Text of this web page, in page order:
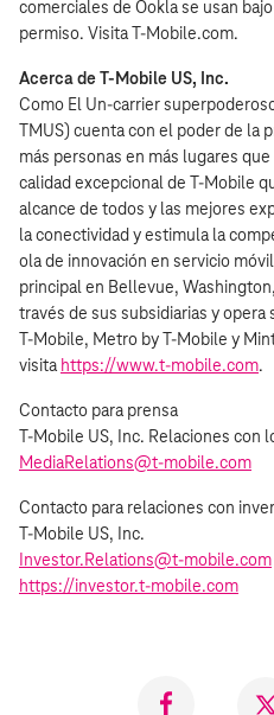
comerciales de Ookla se usan
permiso. Visita T‑Mobile.com.
Acerca de T‑Mobile US, Inc.
Como El Un-carrier
TMUS) cuenta con el poder de la
más personas en más lugares
calidad excepcional de T‑Mobile
alcance de todos y las mejores
la conectividad y estimula la
ola de innovación en servicio
principal en Bellevue,
través de sus subsidiarias y opera
T‑Mobile, Metro by T‑Mobile y
visita https://www.t‑mobile.com.
Contacto para prensa
T‑Mobile US, Inc. Relaciones con
MediaRelations@t‑mobile.com
Contacto para relaciones con
T‑Mobile US, Inc.
Investor.Relations@t‑mobile.com
https://investor.t‑mobile.com